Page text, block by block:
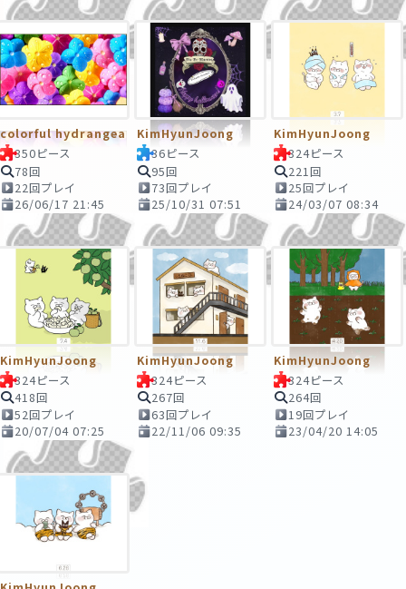
colorful hydrangea
350ピース
78回
22回プレイ
26/06/17 21:45
KimHyunJoong
36ピース
95回
73回プレイ
25/10/31 07:51
KimHyunJoong
324ピース
221回
25回プレイ
24/03/07 08:34
KimHyunJoong
324ピース
418回
52回プレイ
20/07/04 07:25
KimHyunJoong
324ピース
267回
63回プレイ
22/11/06 09:35
KimHyunJoong
324ピース
264回
19回プレイ
23/04/20 14:05